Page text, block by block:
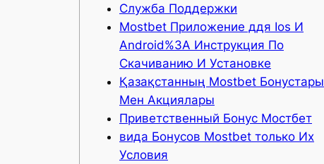
Служба Поддержки
Mostbet Приложение ддя Ios И
Android%3A Инструкция По
Скачиванию И Установке
Қазақстанның Mostbet Бонустары
Мен Акциялары
Приветственный Бонус Мостбет
вида Бонусов Mostbet только Их
Условия